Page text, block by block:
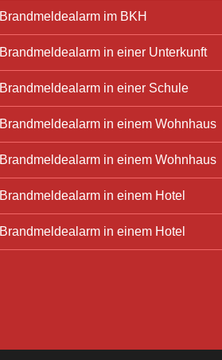
Brandmeldealarm im BKH
Brandmeldealarm in einer Unterkunft
Brandmeldealarm in einer Schule
Brandmeldealarm in einem Wohnhaus
Brandmeldealarm in einem Wohnhaus
Brandmeldealarm in einem Hotel
Brandmeldealarm in einem Hotel